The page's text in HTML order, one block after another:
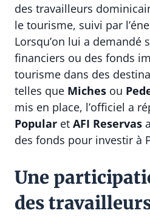
des travailleurs
le tourisme, suivi par
Lorsqu’on lui a demandé
financiers ou des fonds
tourisme dans des
telles que Miches ou
mis en place, l’officiel a
Popular et AFI Reservas
des fonds pour investir à
Une
des